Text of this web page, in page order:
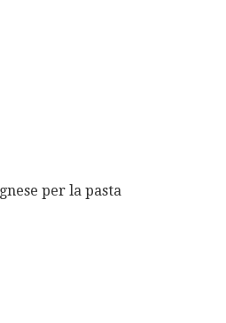
per la pasta